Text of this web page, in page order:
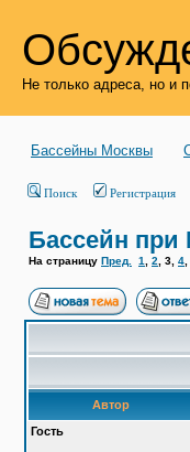
Не только адреса, но и
Бассейны Москвы
Поиск Регистрация
Бассейн
На страницу Пред. 1 2 3 4
Автор
Гость